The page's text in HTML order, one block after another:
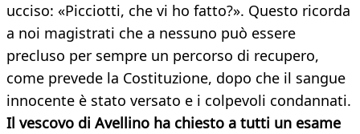
ucciso: «Picciotti, che vi ho fatto?». Questo ricorda
a noi magistrati che a nessuno può essere
precluso per sempre un percorso di recupero,
come prevede la Costituzione, dopo che il sangue
innocente è stato versato e i colpevoli condannati.
Il vescovo di Avellino ha chiesto a tutti un esame